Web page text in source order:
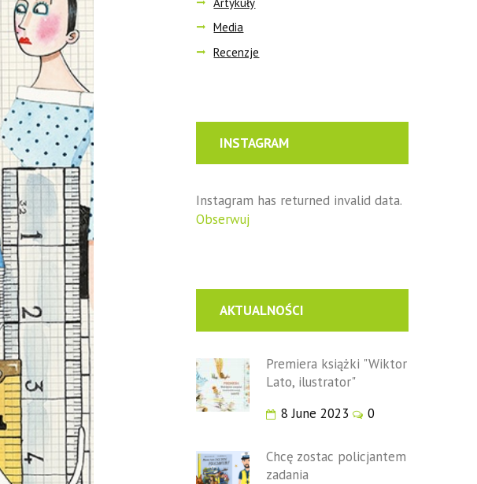
ada_twist_okladka
Artykuły
Media
Recenzje
INSTAGRAM
Instagram has returned invalid data.
Obserwuj
AKTUALNOŚCI
Premiera książki "Wiktor
Lato, ilustrator"
8 June 2023
0
Chcę zostac policjantem
zadania